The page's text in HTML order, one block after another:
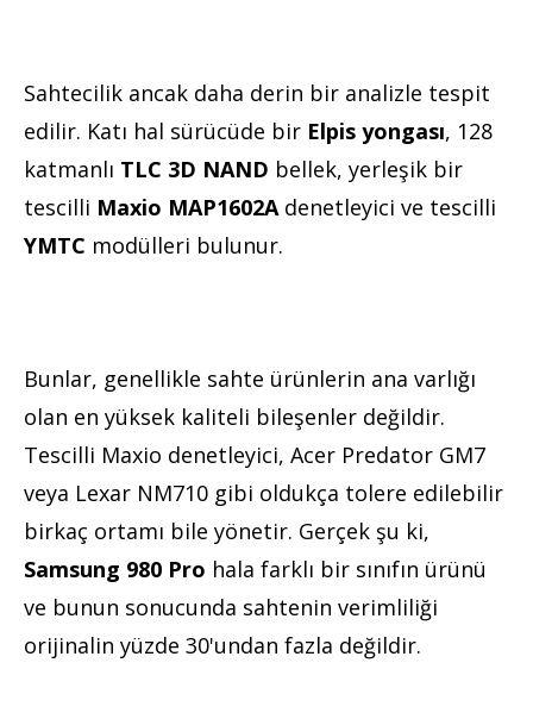
Sahtecilik ancak daha derin bir analizle tespit
edilir. Katı hal sürücüde bir Elpis yongası, 128
katmanlı TLC 3D NAND bellek, yerleşik bir
tescilli Maxio MAP1602Adenetleyici ve tescilli
YMTC modülleri bulunur.
Bunlar, genellikle sahte ürünlerin ana varlığı
olan en yüksek kaliteli bileşenler değildir.
Tescilli Maxio denetleyici, Acer Predator GM7
veya Lexar NM710 gibi oldukça tolere edilebilir
birkaç ortamı bile yönetir. Gerçek şu ki,
Samsung 980 Pro hala farklı bir sınıfın ürünü
ve bunun sonucunda sahtenin verimliliği
orijinalin yüzde 30'undan fazla değildir.